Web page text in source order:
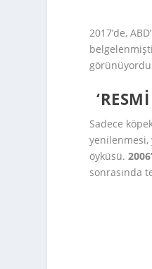
2017’de,
Sadece
yenilenmesi,
öyküsü.
sonrasında